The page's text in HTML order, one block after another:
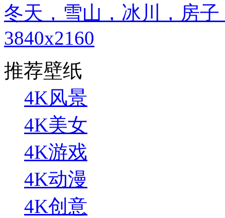
冬天，雪山，冰川，房
3840x2160
推荐壁纸
4K风景
4K美女
4K游戏
4K动漫
4K创意